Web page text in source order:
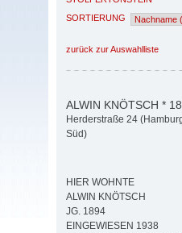
SORTIERUNG
zurück zur Auswahlliste
ALWIN KNÖTSCH *
Herderstraße 24
Süd)
HIER WOHNTE
ALWIN KNÖTSCH
JG. 1894
EINGEWIESEN 1938